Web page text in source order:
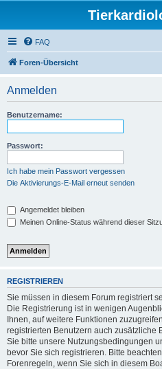
FAQ
Foren-Übersicht
Anmelden
Benutzername:
Passwort:
Ich habe mein Passwort vergessen
Die Aktivierungs-E-Mail erneut senden
Angemeldet bleiben
Meinen Online-Status während dieser
REGISTRIEREN
Sie müssen in diesem Forum registriert
Die Registrierung ist in wenigen
Ihnen, auf weitere Funktionen
registrierten Benutzern auch zusätzliche
Sie bitte unsere Nutzungsbedingungen
bevor Sie sich registrieren. Bitte
Forenregeln, wenn Sie sich in diesem